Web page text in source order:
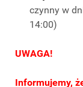
czynny w
14:00)
UWAGA!
Informujemy,